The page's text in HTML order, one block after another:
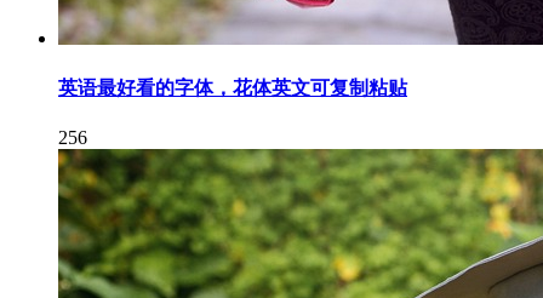
英语最好看的字体，花体英文可复制粘贴
256